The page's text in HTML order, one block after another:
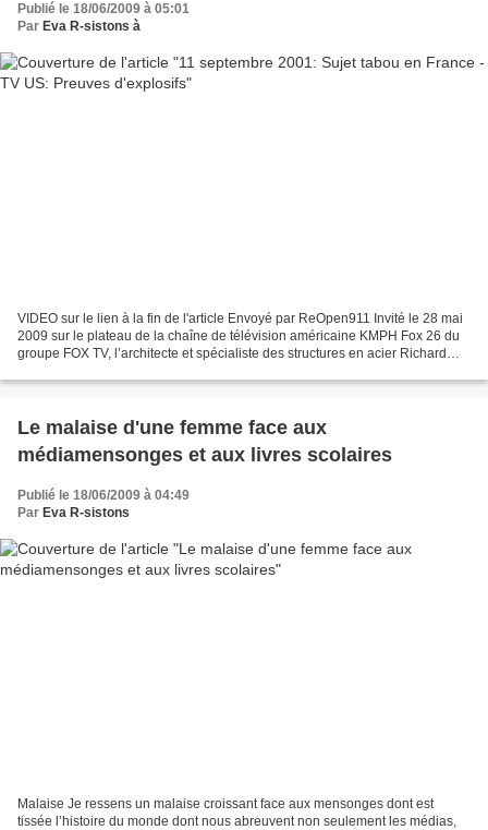
Publié le 18/06/2009 à 05:01
Par Eva R-sistons à
VIDEO sur le lien à la fin de l'article Envoyé par ReOpen911 Invité le 28 mai
2009 sur le plateau de la chaîne de télévision américaine KMPH Fox 26 du
groupe FOX TV, l’architecte et spécialiste des structures en acier Richard
Le malaise d'une femme face aux
médiamensonges et aux livres scolaires
Publié le 18/06/2009 à 04:49
Par Eva R-sistons
Malaise Je ressens un malaise croissant face aux mensonges dont est
tissée l’histoire du monde dont nous abreuvent non seulement les médias,